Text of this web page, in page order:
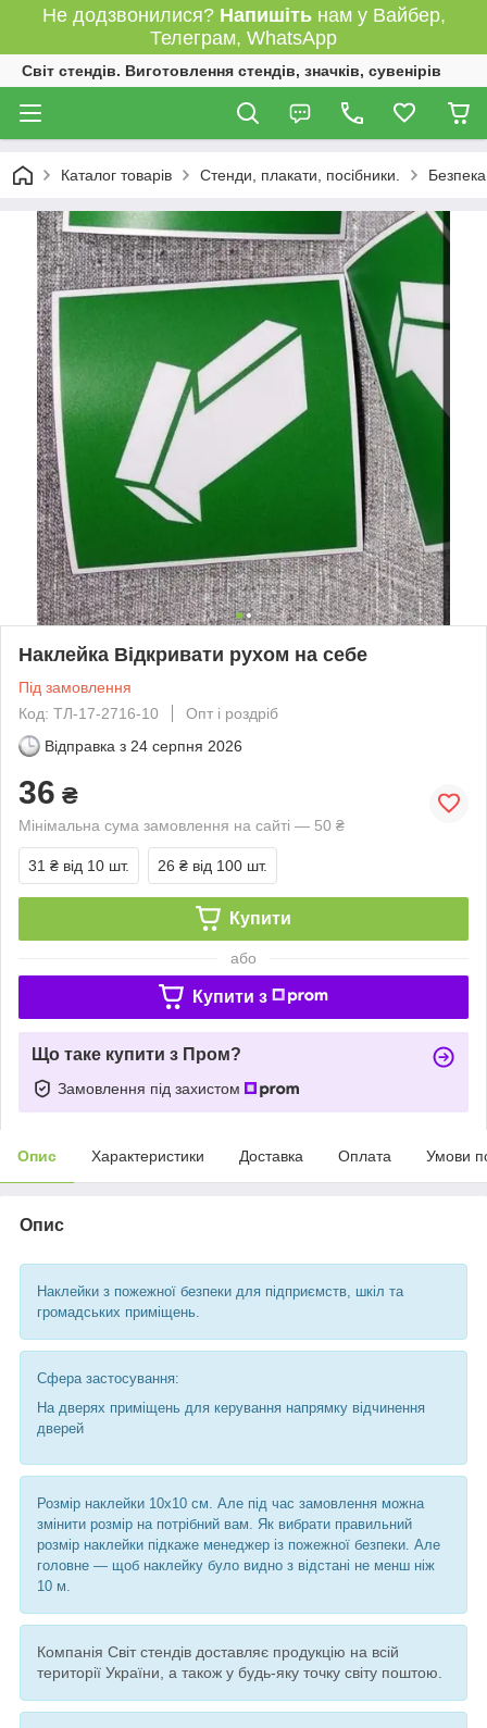
Не додзвонилися? Напишітьнам у Вайбер,
Телеграм, WhatsApp
Світ стендів. Виготовлення стендів, значків, сувенірів
Каталог товарів Стенди, плакати, посібники.
Наклейка Відкривати рухом на себе
Під замовлення
Код: ТЛ-17-2716-10
Опт і роздріб
Відправка з 24 серпня 2026
36 ₴
Мінімальна сума замовлення на сайті — 50 ₴
31 ₴ від 10 шт. 26 ₴ від 100 шт.
Купити
або
Купити з
Що таке купити з Пром?
Замовлення під захистом
Опис Характеристики Доставка Оплата Умови
Опис
Наклейки з пожежної безпеки для підприємств, шкіл та
громадських приміщень.
Сфера застосування:
На дверях приміщень для керування напрямку відчинення
дверей
Розмір наклейки 10х10 см. Але під час замовлення можна
змінити розмір на потрібний вам. Як вибрати правильний
розмір наклейки підкаже менеджер із пожежної безпеки. Але
головне — щоб наклейку було видно з відстані не менш ніж
10 м.
Компанія Світ стендів доставляє продукцію на всій
території України, а також у будь-яку точку світу поштою.